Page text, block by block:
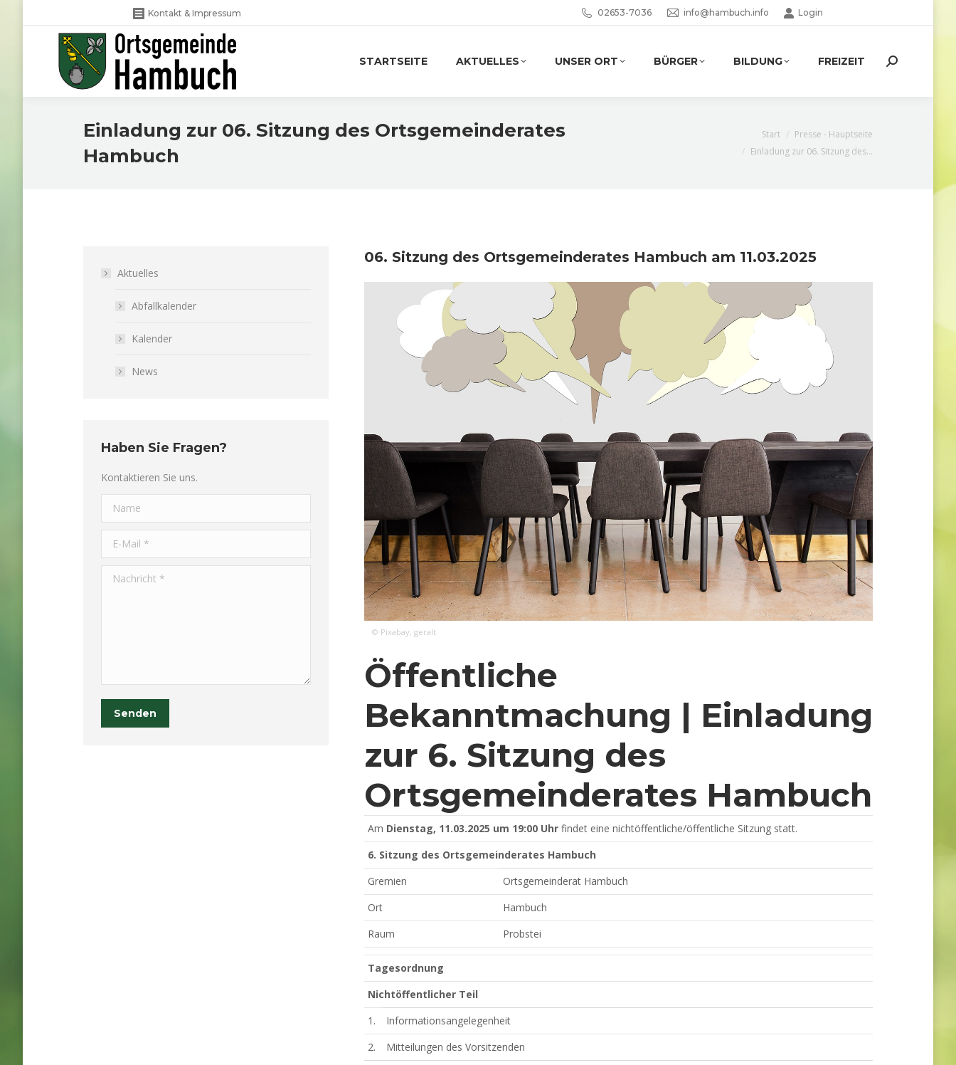
Kontakt & Impressum 02653-7036 info@hambuch.info Login
STARTSEITE AKTUELLES UNSER ORT BÜRGER BILDUNG FREIZEIT Search:
Einladung zur 06. Sitzung des Ortsgemeinderates
Hambuch
Start
Presse - Hauptseite
Einladung zur 06. Sitzung des…
06. Sitzung des Ortsgemeinderates Hambuch am 11.03.2025
© Pixabay, geralt
Öffentliche
Bekanntmachung | Einladung
zur 6. Sitzung des
Ortsgemeinderates Hambuch
Am Dienstag, 11.03.2025 um 19:00 Uhr findet eine nichtöffentliche/öffentliche Sitzung statt.
6. Sitzung des Ortsgemeinderates Hambuch
Gremien
Ortsgemeinderat Hambuch
Ort
Hambuch
Raum
Probstei
Tagesordnung
Nichtöffentlicher Teil
1.
Informationsangelegenheit
2.
Mitteilungen des Vorsitzenden
Aktuelles
Abfallkalender
Kalender
News
Haben Sie Fragen?
Kontaktieren Sie uns.
Name
E-Mail *
Nachricht *
Senden